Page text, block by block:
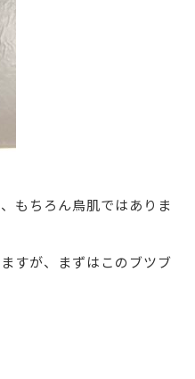
もちろん鳥肌ではありま
すが、まずはこのブツブ